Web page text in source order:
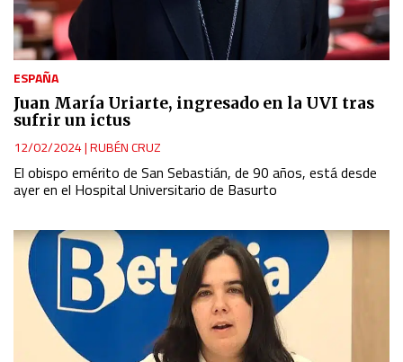
ESPAÑA
Juan María Uriarte, ingresado en la UVI tras
sufrir un ictus
12/02/2024|RUBÉN CRUZ
El obispo emérito de San Sebastián, de 90 años, está desde
ayer en el Hospital Universitario de Basurto